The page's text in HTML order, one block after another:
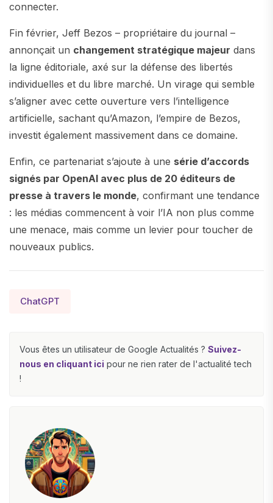
connecter.
Fin février, Jeff Bezos – propriétaire du journal –
annonçait un changement stratégique majeur dans
la ligne éditoriale, axé sur la défense des libertés
individuelles et du libre marché. Un virage qui semble
s’aligner avec cette ouverture vers l’intelligence
artificielle, sachant qu’Amazon, l’empire de Bezos,
investit également massivement dans ce domaine.
Enfin, ce partenariat s’ajoute à une série d’accords
signés par OpenAI avec plus de 20 éditeurs de
presse à travers le monde, confirmant une tendance
: les médias commencent à voir l’IA non plus comme
une menace, mais comme un levier pour toucher de
nouveaux publics.
ChatGPT
Vous êtes un utilisateur de Google Actualités ? Suivez-
nous en cliquant ici pour ne rien rater de l'actualité tech
!